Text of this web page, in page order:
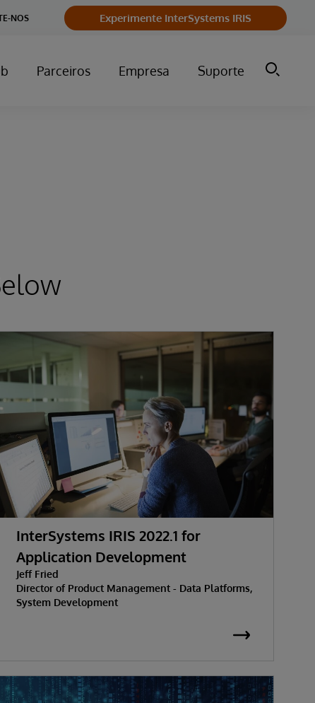
NOS Experimente InterSystems IRIS
Parceiros Empresa Suporte
InterSystems IRIS 2022.1 for
Application Development
Jeff Fried
Director of Product Management - Data Platforms,
System Development